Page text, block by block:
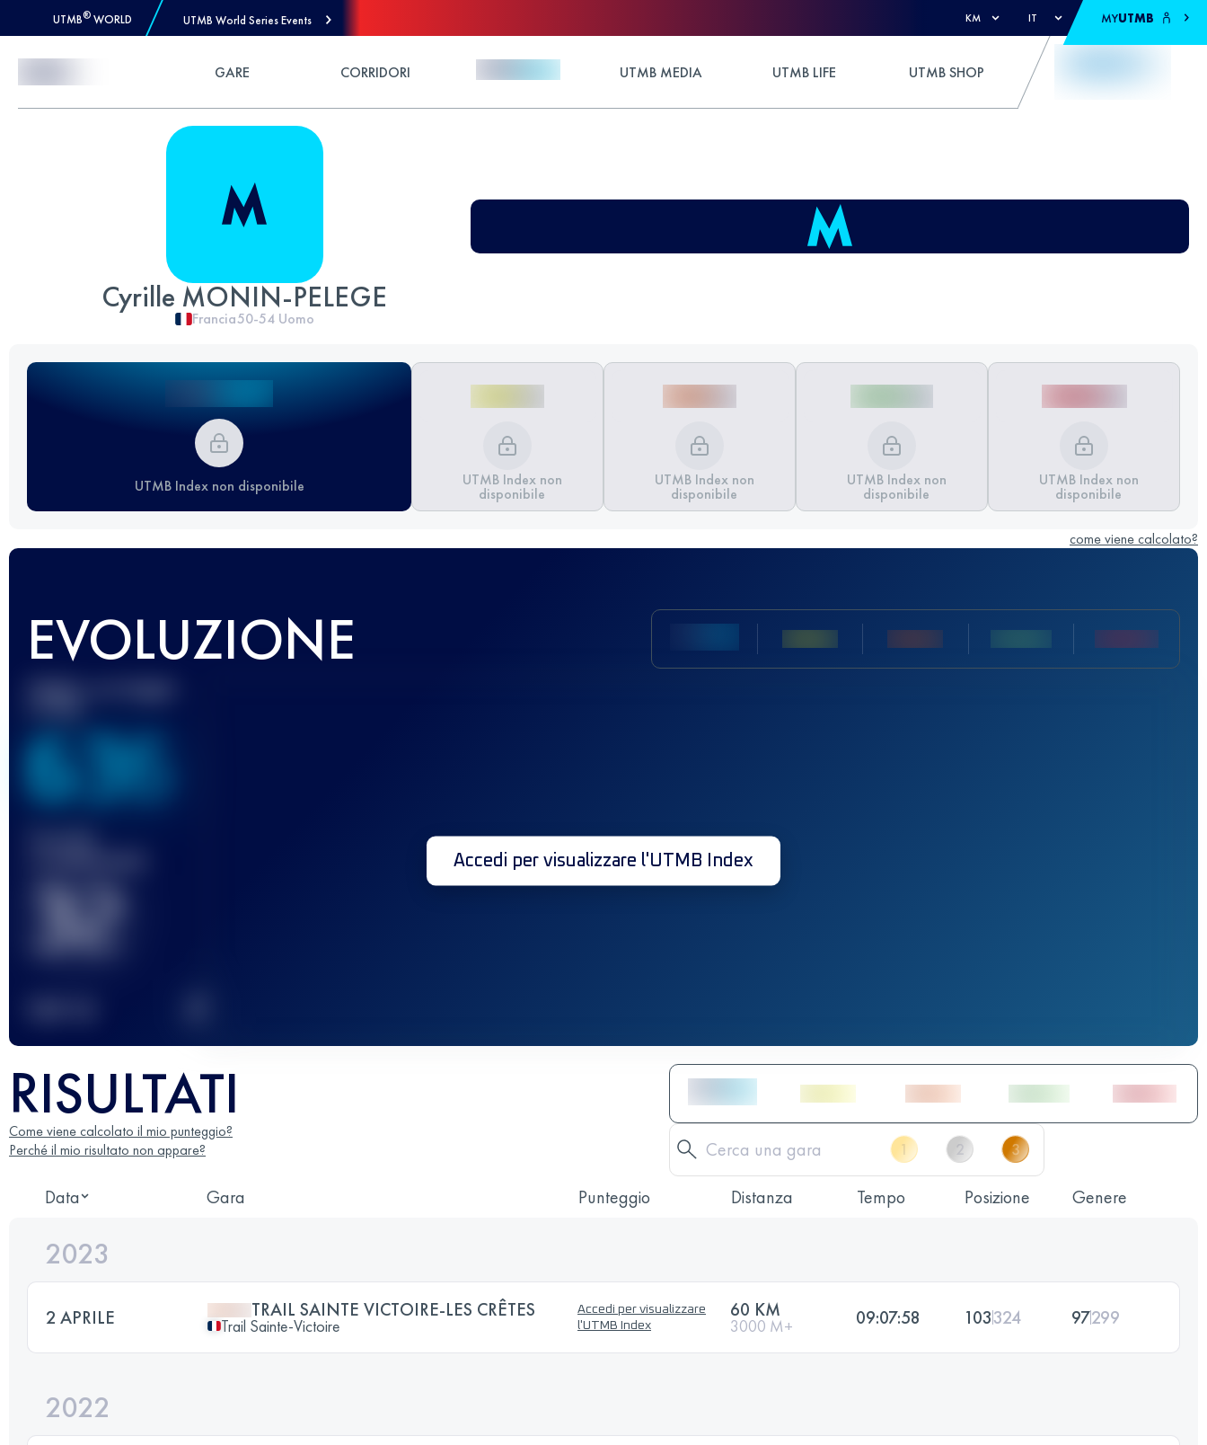
UTMB® WORLD UTMB World Series Events KM IT MYUTMB
GARE CORRIDORI UTMB MEDIA UTMB LIFE UTMB SHOP
Cyrille MONIN-PELEGE
Francia50-54 Uomo
UTMB Index non disponibile UTMB Index non
disponibile
UTMB Index non
disponibile
UTMB Index non
disponibile
UTMB Index non
disponibile
come viene calcolato?
EVOLUZIONE
Miglior punteggio
636
Gara(e)
32
Accedi per visualizzare l'UTMB Index
RISULTATI
Come viene calcolato il mio punteggio?
Perché il mio risultato non appare?
Data Gara Punteggio Distanza Tempo Posizione Genere
2023
2 APRILE TRAIL SAINTE VICTOIRE-LES CRÊTES
Trail Sainte-Victoire
Accedi per visualizzare
l'UTMB Index
60 KM
3000 M+ 09:07:58 103324 97299
2022